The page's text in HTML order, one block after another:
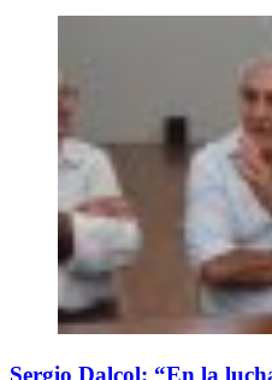
Sergio Dalcol: “En la